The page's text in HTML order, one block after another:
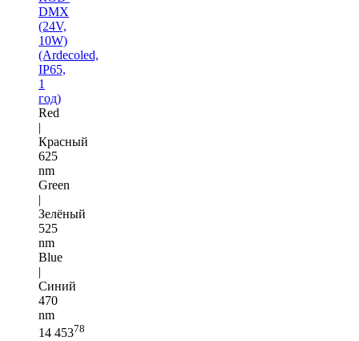
DMX
(24V,
10W)
(Ardecoled,
IP65,
1
год)
Red
|
Красный
625
nm
Green
|
Зелёный
525
nm
Blue
|
Синий
470
nm
14 45378